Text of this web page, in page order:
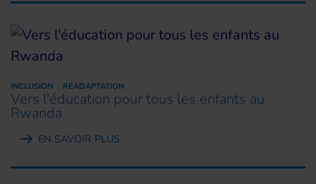
INCLUSION RÉADAPTATION
Vers l'éducation pour tous les enfants au
Rwanda
EN SAVOIR PLUS